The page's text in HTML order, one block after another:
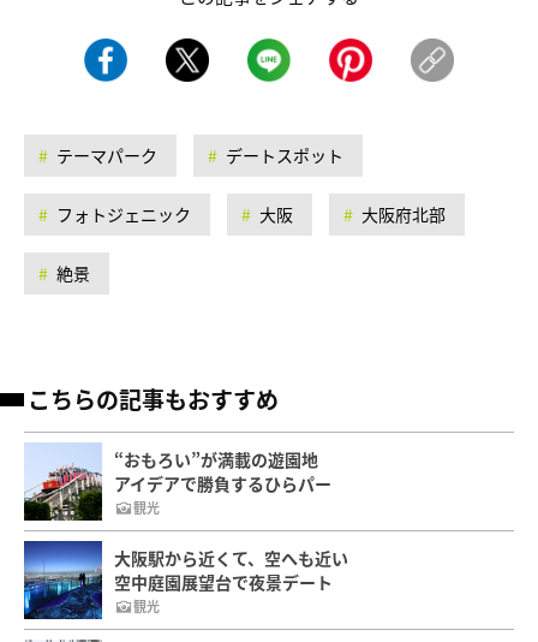
テーマパーク デートスポット
フォトジェニック 大阪 大阪府北部
絶景
こちらの記事もおすすめ
“おもろい”が満載の遊園地
アイデアで勝負するひらパー
観光
大阪駅から近くて、空へも近い
空中庭園展望台で夜景デート
観光